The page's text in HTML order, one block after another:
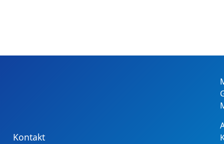
Kontakt